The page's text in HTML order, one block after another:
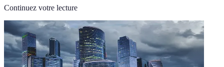
Continuez votre lecture